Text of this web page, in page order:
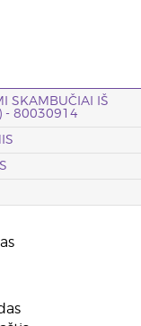
SKAMBUČIAI IŠ
- 80030914